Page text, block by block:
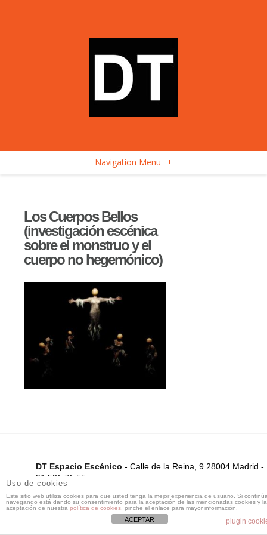
Navigation Menu +
Los Cuerpos Bellos
(investigación escénica
sobre el monstruo y el
cuerpo no hegemónico)
DT Espacio Escénico - Calle de la Reina, 9 28004 Madrid -
91 521 71 55 -
dtespacioescenico@dtespacioescenico.com
Uso de cookies
Este sitio web utiliza cookies para que usted tenga la mejor experiencia de usuario. Si
navegando está dando su consentimiento para la aceptación de las mencionadas cookies y la
aceptación de nuestra política de cookies , pinche el enlace para mayor información.
plugin
ACEPTAR